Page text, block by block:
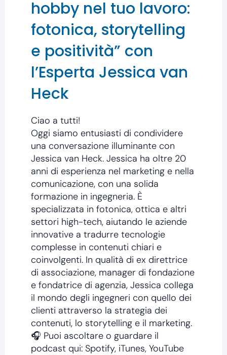
hobby nel tuo lavoro:
fotonica, storytelling
e positività” con
l’Esperta Jessica van
Heck
Ciao a tutti!
Oggi siamo entusiasti di condividere
una conversazione illuminante con
Jessica van Heck. Jessica ha oltre 20
anni di esperienza nel marketing e nella
comunicazione, con una solida
formazione in ingegneria. È
specializzata in fotonica, ottica e altri
settori high-tech, aiutando le aziende
innovative a tradurre tecnologie
complesse in contenuti chiari e
coinvolgenti. In qualità di ex direttrice
di associazione, manager di fondazione
e fondatrice di agenzia, Jessica collega
il mondo degli ingegneri con quello dei
clienti attraverso la strategia dei
contenuti, lo storytelling e il marketing.
🎧 Puoi ascoltare o guardare il
podcast qui: Spotify, iTunes, YouTube